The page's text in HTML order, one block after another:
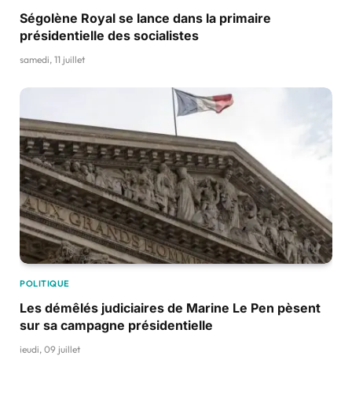
Ségolène Royal se lance dans la primaire
présidentielle des socialistes
samedi, 11 juillet
POLITIQUE
Les démêlés judiciaires de Marine Le Pen pèsent
sur sa campagne présidentielle
jeudi, 09 juillet